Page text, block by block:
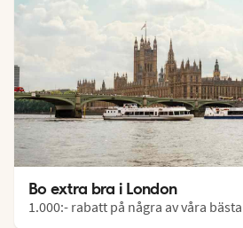
Bo extra bra i London
1.000:- rabatt på några av våra